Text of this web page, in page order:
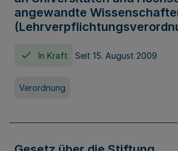
angewandte
In Kraft Seit 15. August 2009
Verordnung